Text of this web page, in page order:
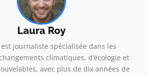
Laura Roy
est journaliste spécialisée dans les
climatiques, d’écologie et
avec plus de dix années de